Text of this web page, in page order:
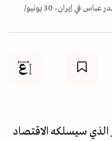
سفن تقف في مضيق هرمز بالقرب من ميناء بندر عباس في إيران، 30 يونيو/
سيسلكه الاقتصاد